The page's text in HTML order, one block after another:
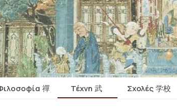
禪 Τέχνη 武 Σχολές 学校